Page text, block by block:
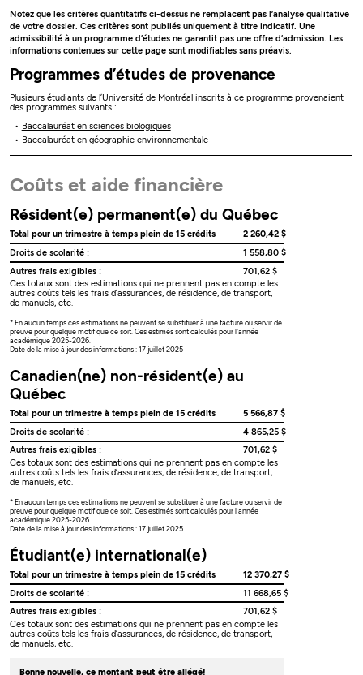
Notez que les critères quantitatifs ci-dessus ne remplacent pas l’analyse qualitative
de votre dossier. Ces critères sont publiés uniquement à titre indicatif. Une
admissibilité à un programme d’études ne garantit pas une offre d’admission. Les
informations contenues sur cette page sont modifiables sans préavis.
Programmes d’études de provenance
Plusieurs étudiants de l’Université de Montréal inscrits à ce programme provenaient
des programmes suivants :
Baccalauréat en sciences biologiques
Baccalauréat en géographie environnementale
Coûts et aide financière
Résident(e) permanent(e) du Québec
Total pour un trimestre à temps plein de 15 crédits
2 260,42 $
Droits de scolarité :
1 558,80 $
Autres frais exigibles :
701,62 $
Ces totaux sont des estimations qui ne prennent pas en compte les
autres coûts tels les frais d’assurances, de résidence, de transport,
de manuels, etc.
* En aucun temps ces estimations ne peuvent se substituer à une facture ou servir de
preuve pour quelque motif que ce soit. Ces estimés sont calculés pour l’année
académique 2025-2026.
Date de la mise à jour des informations : 17 juillet 2025
Canadien(ne) non-résident(e) au
Québec
Total pour un trimestre à temps plein de 15 crédits
5 566,87 $
Droits de scolarité :
4 865,25 $
Autres frais exigibles :
701,62 $
Ces totaux sont des estimations qui ne prennent pas en compte les
autres coûts tels les frais d’assurances, de résidence, de transport,
de manuels, etc.
* En aucun temps ces estimations ne peuvent se substituer à une facture ou servir de
preuve pour quelque motif que ce soit. Ces estimés sont calculés pour l’année
académique 2025-2026.
Date de la mise à jour des informations : 17 juillet 2025
Étudiant(e) international(e)
Total pour un trimestre à temps plein de 15 crédits
12 370,27 $
Droits de scolarité :
11 668,65 $
Autres frais exigibles :
701,62 $
Ces totaux sont des estimations qui ne prennent pas en compte les
autres coûts tels les frais d’assurances, de résidence, de transport,
de manuels, etc.
Bonne nouvelle, ce montant peut être allégé!